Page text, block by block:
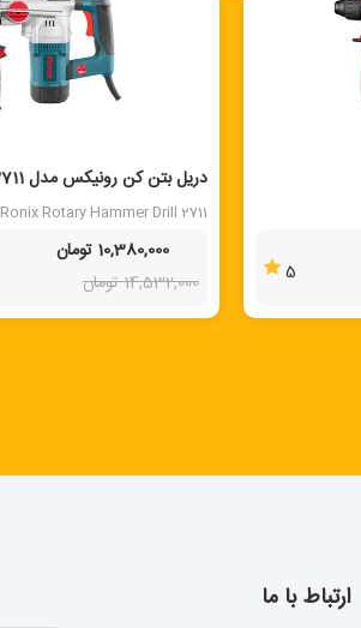
5
40 %
دریل بتن کن رونیکس مدل 2711
Ronix Rotary Hammer Drill 2711
10,380,000 تومان
14,532,000 تومان
ارتباط با ما